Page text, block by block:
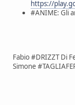
https://
#ANIME: Gli
Fabio #DRIZZT Di
Simone